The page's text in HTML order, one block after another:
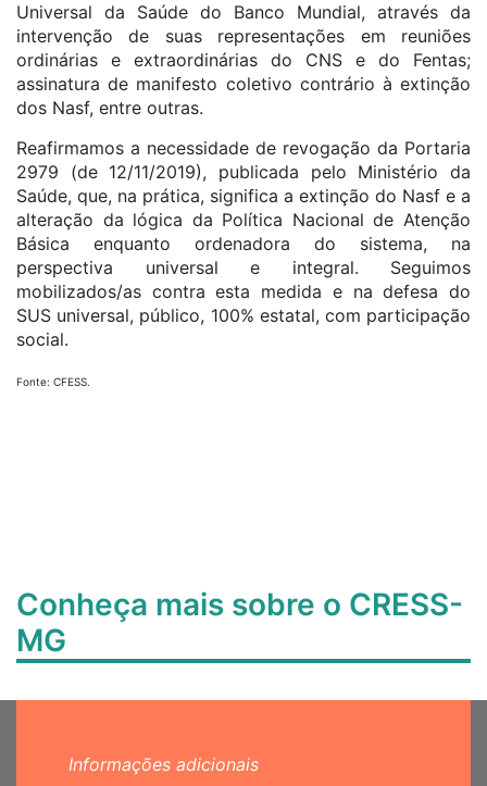
Universal da Saúde do Banco Mundial, através da
intervenção de suas representações em reuniões
ordinárias e extraordinárias do CNS e do Fentas;
assinatura de manifesto coletivo contrário à extinção
dos Nasf, entre outras.
Reafirmamos a necessidade de revogação da Portaria
2979 (de 12/11/2019), publicada pelo Ministério da
Saúde, que, na prática, significa a extinção do Nasf e a
alteração da lógica da Política Nacional de Atenção
Básica enquanto ordenadora do sistema, na
perspectiva universal e integral. Seguimos
mobilizados/as contra esta medida e na defesa do
SUS universal, público, 100% estatal, com participação
social.
Fonte: CFESS.
Conheça mais sobre o CRESS-
MG
Informações adicionais